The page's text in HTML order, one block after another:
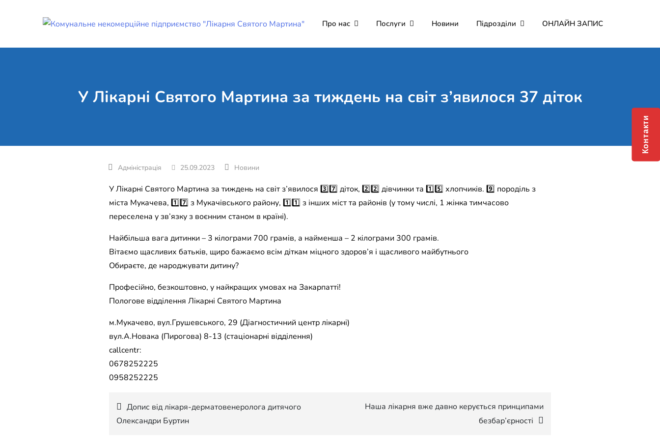
Комунальне некомерційне підприємство
"Лікарня Святого Мартина"
Поліклініка Мукачево
Про нас Послуги Новини Підрозділи ОНЛАЙН ЗАПИС
У Лікарні Святого Мартина за тиждень на світ з’явилося 37 діток
25.09.2023 Новини
У Лікарні Святого Мартина за тиждень на світ з’явилося 3️⃣7️⃣ діток, 2️⃣2️⃣ дівчинки та 1️⃣5️⃣ хлопчиків. 9️⃣ породіль з
міста Мукачева, 1️⃣7️⃣ з Мукачівського району, 1️⃣1️⃣ з інших міст та районів (у тому числі, 1 жінка тимчасово
переселена у зв’язку з воєнним станом в країні).
Найбільша вага дитинки – 3 кілограми 700 грамів, а найменша – 2 кілограми 300 грамів.
Вітаємо щасливих батьків, щиро бажаємо всім діткам міцного здоров’я і щасливого майбутнього
Обираєте, де народжувати дитину?
Професійно, безкоштовно, у найкращих умовах на Закарпатті!
Пологове відділення Лікарні Святого Мартина
м.Мукачево, вул.Грушевського, 29 (Діагностичний центр лікарні)
вул.А.Новака (Пирогова) 8-13 (стаціонарні відділення)
callcentr:
0678252225
0958252225
Навігація
Допис від лікаря-дерматовенеролога дитячого
Олександри Буртин
Наша лікарня вже давно керується принципами
безбар’єрності
Контакти